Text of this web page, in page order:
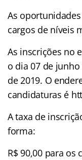
As
cargos de níveis
As inscrições no
o dia 07 de
de 2019. O
candidaturas é
A taxa de
forma:
R$ 90,00 para os